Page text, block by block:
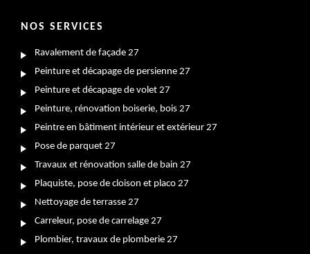
NOS SERVICES
Ravalement de façade 27
Peinture et décapage de persienne 27
Peinture et décapage de volet 27
Peinture, rénovation boiserie, bois 27
Peintre en bâtiment intérieur et extérieur 27
Pose de parquet 27
Travaux et rénovation salle de bain 27
Plaquiste, pose de cloison et placo 27
Nettoyage de terrasse 27
Carreleur, pose de carrelage 27
Plombier, travaux de plomberie 27